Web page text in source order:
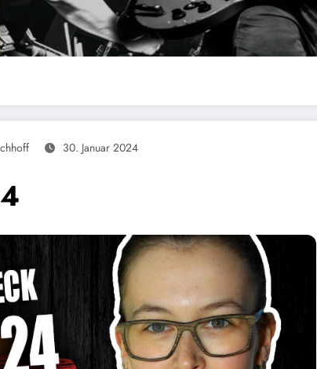
30. Januar 2024